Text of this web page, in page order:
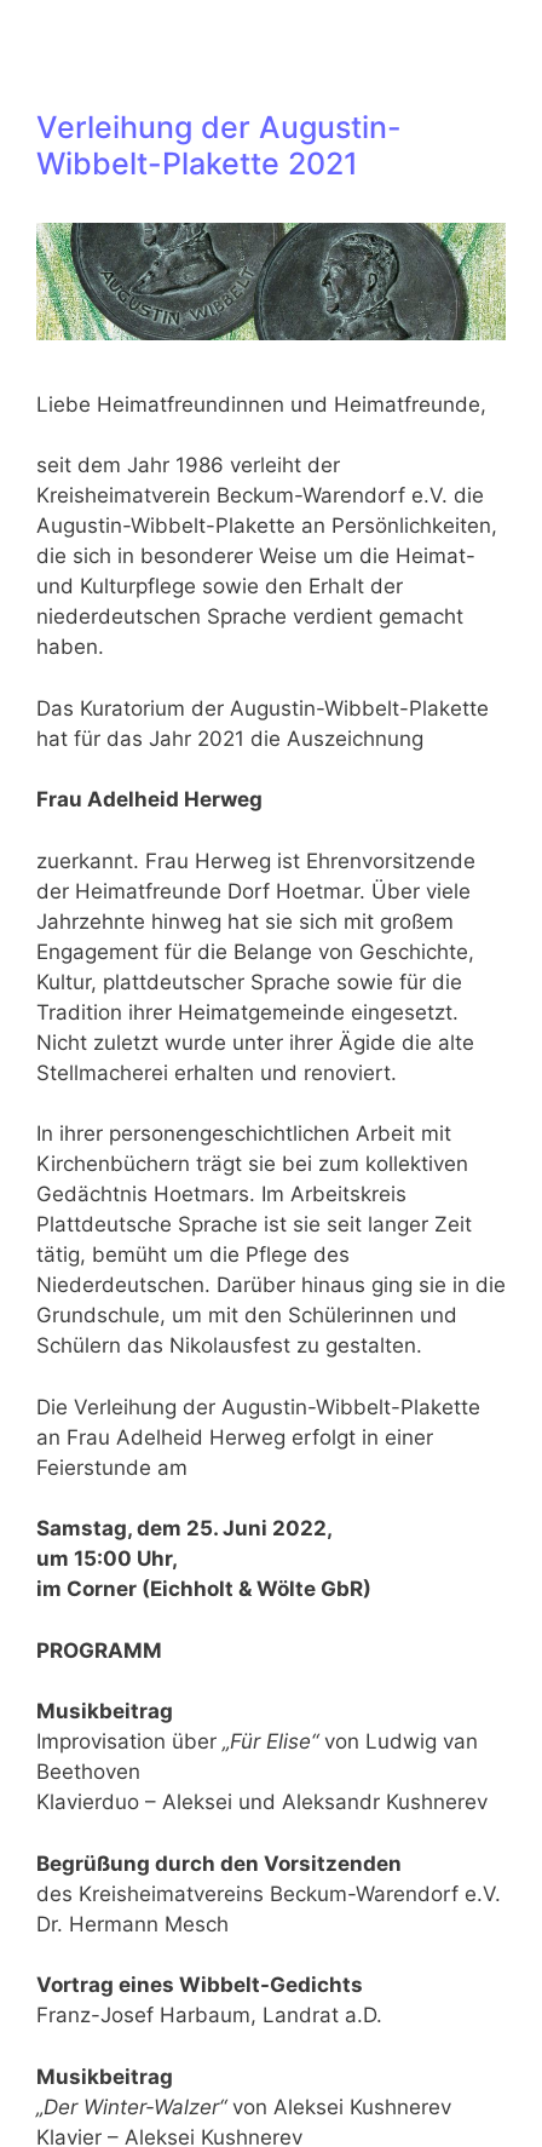
Verleihung der Augustin-
Wibbelt-Plakette 2021
Liebe Heimatfreundinnen und Heimatfreunde,
seit dem Jahr 1986 verleiht der
Kreisheimatverein Beckum-Warendorf e.V. die
Augustin-Wibbelt-Plakette an Persönlichkeiten,
die sich in besonderer Weise um die Heimat-
und Kulturpflege sowie den Erhalt der
niederdeutschen Sprache verdient gemacht
haben.
Das Kuratorium der Augustin-Wibbelt-Plakette
hat für das Jahr 2021 die Auszeichnung
Frau Adelheid Herweg
zuerkannt. Frau Herweg ist Ehrenvorsitzende
der Heimatfreunde Dorf Hoetmar. Über viele
Jahrzehnte hinweg hat sie sich mit großem
Engagement für die Belange von Geschichte,
Kultur, plattdeutscher Sprache sowie für die
Tradition ihrer Heimatgemeinde eingesetzt.
Nicht zuletzt wurde unter ihrer Ägide die alte
Stellmacherei erhalten und renoviert.
In ihrer personengeschichtlichen Arbeit mit
Kirchenbüchern trägt sie bei zum kollektiven
Gedächtnis Hoetmars. Im Arbeitskreis
Plattdeutsche Sprache ist sie seit langer Zeit
tätig, bemüht um die Pflege des
Niederdeutschen. Darüber hinaus ging sie in die
Grundschule, um mit den Schülerinnen und
Schülern das Nikolausfest zu gestalten.
Die Verleihung der Augustin-Wibbelt-Plakette
an Frau Adelheid Herweg erfolgt in einer
Feierstunde am
Samstag, dem 25. Juni 2022,
um 15:00 Uhr,
im Corner (Eichholt & Wölte GbR)
PROGRAMM
Musikbeitrag
Improvisation über „Für Elise“von Ludwig van
Beethoven
Klavierduo – Aleksei und Aleksandr Kushnerev
Begrüßung durch den Vorsitzenden
des Kreisheimatvereins Beckum-Warendorf e.V.
Dr. Hermann Mesch
Vortrag eines Wibbelt-Gedichts
Franz-Josef Harbaum, Landrat a.D.
Musikbeitrag
„Der Winter-Walzer“von Aleksei Kushnerev
Klavier – Aleksei Kushnerev